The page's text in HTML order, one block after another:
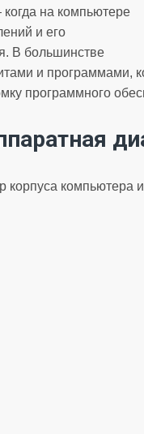
на компьютере
и его
В большинстве
и программами,
программного
корпуса